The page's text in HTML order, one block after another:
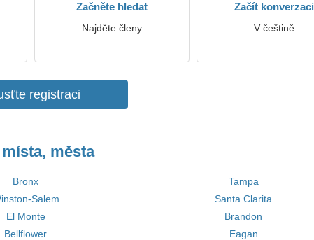
Začněte hledat
Najděte členy
Začít konverzaci
V češtině
registraci
města
Bronx
Tampa
Salem
Santa Clarita
El Monte
Brandon
Bellflower Eagan